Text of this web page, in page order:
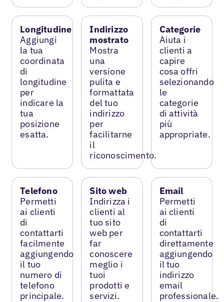
Longitudine
Aggiungi
la tua
coordinata
di
longitudine
per
indicare la
tua
posizione
esatta.
Indirizzo
mostrato
Mostra
una
versione
pulita e
formattata
del tuo
indirizzo
per
facilitarne
il
riconoscimento.
Categorie
Aiuta i
clienti a
capire
cosa offri
selezionando
le
categorie
di attività
più
appropriate.
Telefono
Permetti
ai clienti
di
contattarti
facilmente
aggiungendo
il tuo
numero di
telefono
principale.
Sito web
Indirizza i
clienti al
tuo sito
web per
far
conoscere
meglio i
tuoi
prodotti e
servizi.
Email
Permetti
ai clienti
di
contattarti
direttamente
aggiungendo
il tuo
indirizzo
email
professionale.